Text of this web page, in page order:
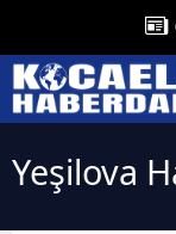
Yeşilova